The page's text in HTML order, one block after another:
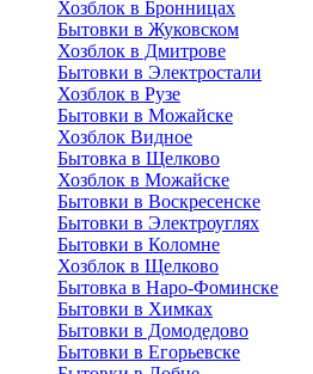
Хозблок в Бронницах
Бытовки в Жуковском
Хозблок в Дмитрове
Бытовки в Электростали
Хозблок в Рузе
Бытовки в Можайске
Хозблок Видное
Бытовкa в Щелково
Хозблок в Можайске
Бытовки в Воскресенске
Бытовки в Электроуглях
Бытовки в Коломне
Хозблок в Щелково
Бытовка в Наро-Фоминске
Бытовки в Химках
Бытовки в Домодедово
Бытовки в Егорьевске